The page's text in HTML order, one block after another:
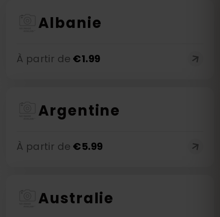
Albanie
À partir de €1.99
Argentine
À partir de €5.99
Australie